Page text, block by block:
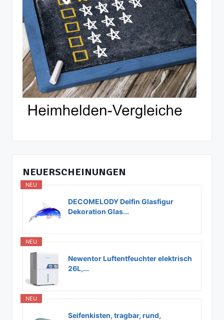
NEUERSCHEINUNGEN
NEU
DECOMELODY Delfin Glasfigur
Dekoration Glas...
NEU
Newentor Luftentfeuchter elektrisch
26L,...
NEU
Seifenkisten, tragbar, rund,